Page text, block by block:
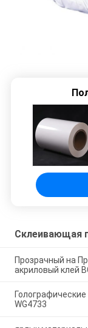
Склеивающая
Прозрачный на
акриловый клей
WG4733